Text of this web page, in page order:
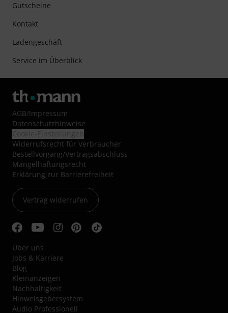
Gutscheine
Kontakt
Ladengeschäft
Service im Überblick
AGB/Impressum
Datenschutzhinweise
Widerrufsrecht für Verbraucher
Bestellvorgang/Vertragsabschluss
Mängelhaftungsrecht
Erklärung zur Barrierefreiheit
Vertrag widerrufen
Über uns
Jobs & Karriere
Blog
Kleinanzeigen
Nachhaltigkeit
Hinweisgebersystem
Audio Professionell